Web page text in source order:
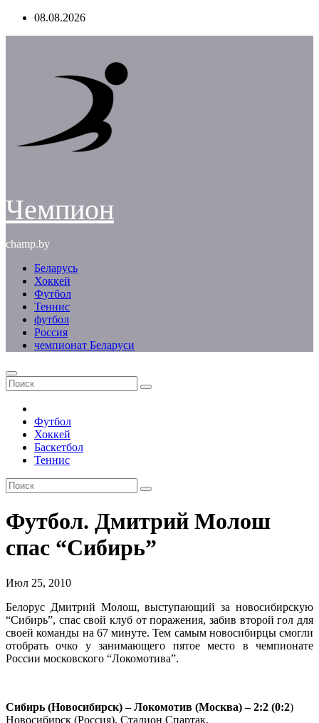
Перейти08.08.2026
Чемпион
champ.by
Беларусь
Хоккей
Футбол
Теннис
футбол
Россия
чемпионат Беларуси
Футбол
Хоккей
Баскетбол
Теннис
Футбол. Дмитрий Молош
спас “Сибирь”
Июл 25, 2010
Белорус Дмитрий Молош, выступающий за новосибирскую
“Сибирь”, спас свой клуб от поражения, забив второй гол для
своей команды на 67 минуте. Тем самым новосибирцы смогли
отобрать очко у занимающего пятое место в чемпионате
России московского “Локомотива”.
Сибирь (Новосибирск) – Локомотив (Москва) – 2:2 (0:2)
Новосибирск (Россия). Стадион Спартак.